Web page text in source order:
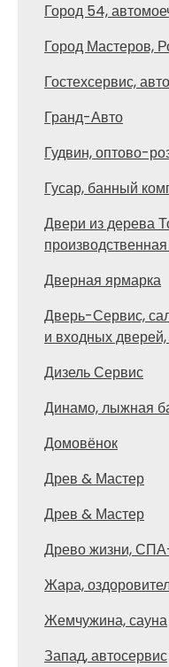
Город 54,
Город Мастеров,
Гостехсервис,
Гранд-Авто
Гудвин, оптово-
Гусар, банный
Двери из дерева
Дверная ярмарка
Дверь-Сервис,
и входных
Дизель Сервис
Динамо, лыжная
Домовёнок
Древ & Мастер
Древ & Мастер
Древо жизни,
Жара,
Жемчужина, сауна
Запад, автосервис